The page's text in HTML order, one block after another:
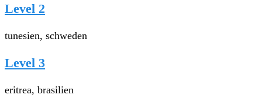
Level 2
tunesien, schweden
Level 3
eritrea, brasilien